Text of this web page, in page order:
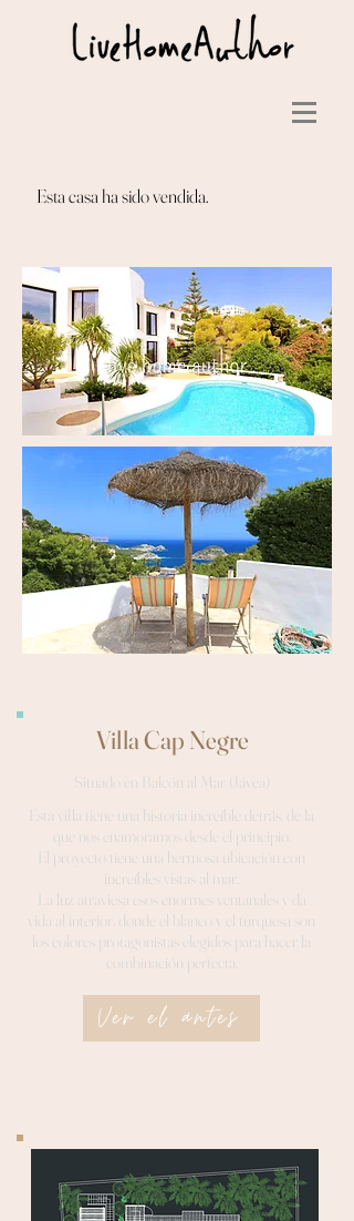
Esta casa ha sido vendida.
Villa Cap Negre
Situado en Balcón al Mar (Jávea)
Esta villa tiene una historia increíble detrás, de la
que nos enamoramos desde el principio.
El proyecto tiene una hermosa ubicación con
increíbles vistas al mar.
La luz atraviesa esos enormes ventanales y da
vida al interior, donde el blanco y el turquesa son
los colores protagonistas elegidos para hacer la
combinación perfecta.
Ver el antes